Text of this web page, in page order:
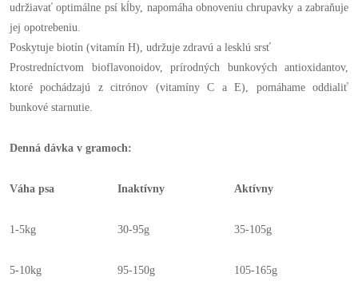
udržiavať optimálne psí kĺby, napomáha obnoveniu chrupavky a zabraňuje
jej opotrebeniu.
Poskytuje biotín (vitamín H), udržuje zdravú a lesklú srsť
Prostredníctvom bioflavonoidov, prírodných bunkových antioxidantov,
ktoré pochádzajú z citrónov (vitamíny C a E), pomáhame oddialiť
bunkové starnutie.
Denná dávka v gramoch:
Váha psa Inaktívny Aktívny
1-5kg 30-95g 35-105g
5-10kg 95-150g 105-165g